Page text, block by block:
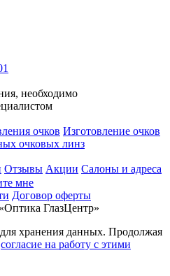
необходимо
очков Изготовление очков
очковых линз
Отзывы Акции Салоны и адреса
мне
Договор оферты
ГлазЦентр»
хранения данных. Продолжая
согласие на работу с этими